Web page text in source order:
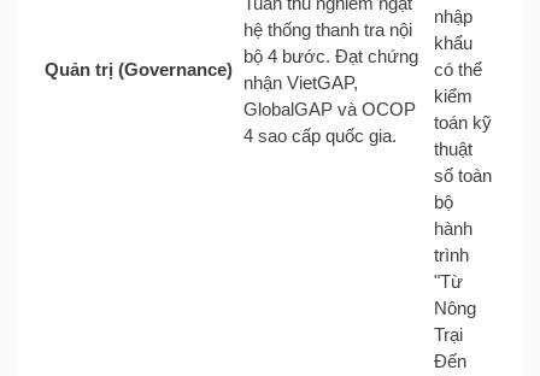
Quản trị (Governance)
hệ thống thanh tra nội
bộ 4 bước. Đạt chứng
nhận VietGAP,
GlobalGAP và OCOP
4 sao cấp quốc gia.
nhập
khẩu
có thể
kiểm
toán kỹ
thuật
số toàn
bộ
hành
trình
"Từ
Nông
Trại
Đến